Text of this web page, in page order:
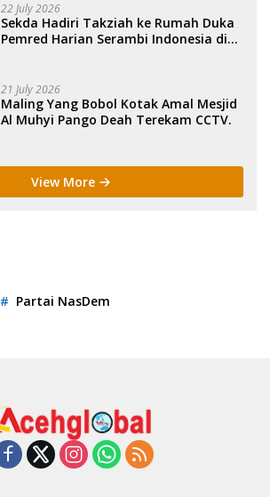
22 July 2026
Sekda Hadiri Takziah ke Rumah Duka
Pemred Harian Serambi Indonesia di
21 July 2026
Maling Yang Bobol Kotak Amal Mesjid
Al Muhyi Pango Deah Terekam CCTV.
View More
Partai NasDem